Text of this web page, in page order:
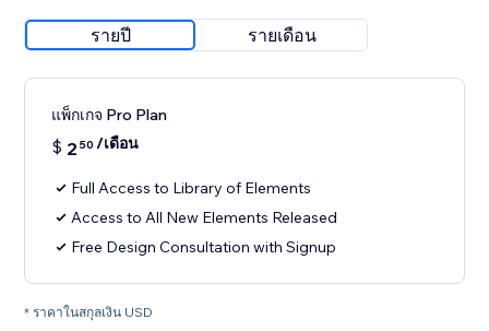
รายปี รายเดือน
แพ็กเกจ Pro Plan
$ 2 50 /เดือน
Full Access to Library of Elements
Access to All New Elements Released
Free Design Consultation with Signup
* ราคาในสกุลเงิน USD